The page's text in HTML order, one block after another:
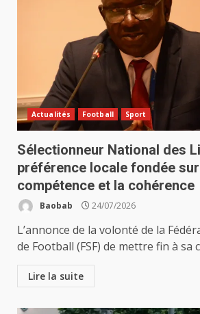
Actualités Football Sport
Sélectionneur National des
préférence locale fondée
compétence et la cohérence
Baobab 24/07/2026
L’annonce de la volonté de la
de Football (FSF) de mettre fin à sa
Lire la suite